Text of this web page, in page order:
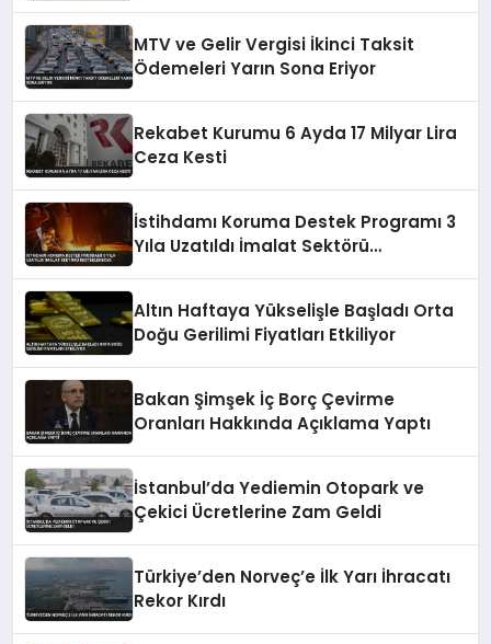
MTV ve Gelir Vergisi İkinci Taksit
Ödemeleri Yarın Sona Eriyor
Rekabet Kurumu 6 Ayda 17 Milyar Lira
Ceza Kesti
İstihdamı Koruma Destek Programı 3
Yıla Uzatıldı İmalat Sektörü
Altın Haftaya Yükselişle Başladı Orta
Doğu Gerilimi Fiyatları Etkiliyor
Bakan Şimşek İç Borç Çevirme
Oranları Hakkında Açıklama Yaptı
İstanbul’da Yediemin Otopark ve
Çekici Ücretlerine Zam Geldi
Türkiye’den Norveç’e İlk Yarı İhracatı
Rekor Kırdı